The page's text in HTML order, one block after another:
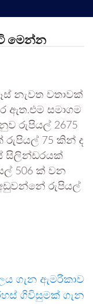
මෙන්න
නැවත වතාවක්
ඇත.එම සමාගම
රුපියල් 2675
රුපියල් 75 කින් ද
සිලින්ඩරයක්
506 ක් වන
රුපියල්
ගැන ඇමරිකාව
ගිවිසුමක් ගැන